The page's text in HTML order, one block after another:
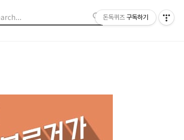
돈독퀴즈 구독하기